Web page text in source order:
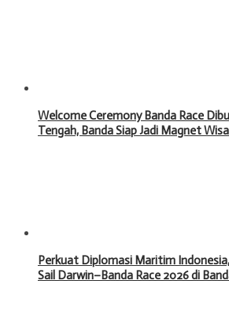
Welcome Ceremony Banda Race
Tengah, Banda Siap Jadi Magnet
Perkuat Diplomasi Maritim
Sail Darwin–Banda Race 2026 di